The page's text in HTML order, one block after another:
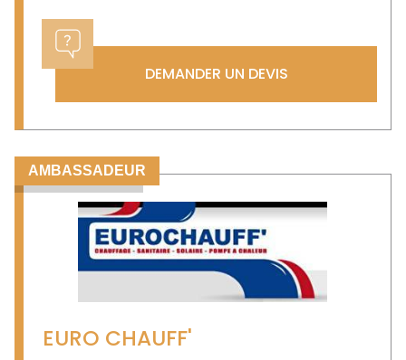
DEMANDER UN DEVIS
AMBASSADEUR
EURO CHAUFF'